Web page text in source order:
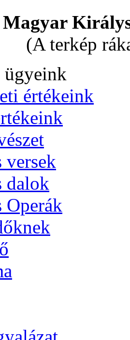
(A terkép
ügyeink
értékeink
versek
dalok
Operák